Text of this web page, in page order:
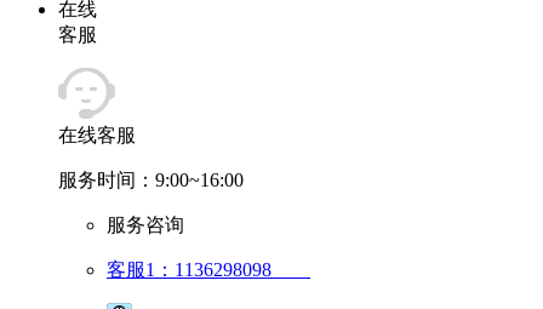
在线
客服
在线客服
服务时间：9:00~16:00
服务咨询
客服1：1136298098